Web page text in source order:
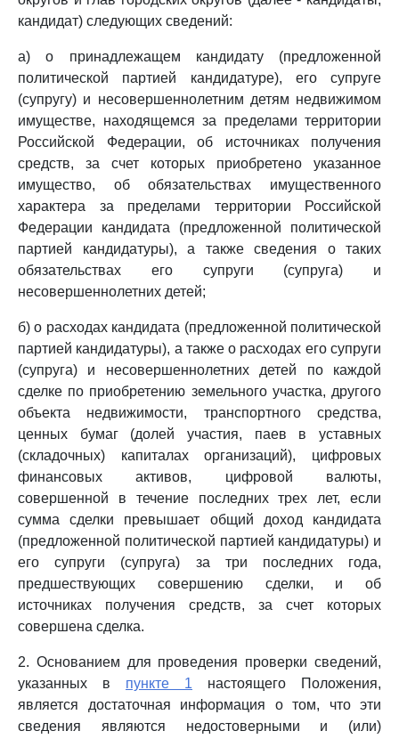
кандидат) следующих сведений:
а) о принадлежащем кандидату (предложенной
политической партией кандидатуре), его супруге
(супругу) и несовершеннолетним детям недвижимом
имуществе, находящемся за пределами территории
Российской Федерации, об источниках получения
средств, за счет которых приобретено указанное
имущество, об обязательствах имущественного
характера за пределами территории Российской
Федерации кандидата (предложенной политической
партией кандидатуры), а также сведения о таких
обязательствах его супруги (супруга) и
несовершеннолетних детей;
б) о расходах кандидата (предложенной политической
партией кандидатуры), а также о расходах его супруги
(супруга) и несовершеннолетних детей по каждой
сделке по приобретению земельного участка, другого
объекта недвижимости, транспортного средства,
ценных бумаг (долей участия, паев в уставных
(складочных) капиталах организаций), цифровых
финансовых активов, цифровой валюты,
совершенной в течение последних трех лет, если
сумма сделки превышает общий доход кандидата
(предложенной политической партией кандидатуры) и
его супруги (супруга) за три последних года,
предшествующих совершению сделки, и об
источниках получения средств, за счет которых
совершена сделка.
2. Основанием для проведения проверки сведений,
указанных в пункте 1 настоящего Положения,
является достаточная информация о том, что эти
сведения являются недостоверными и (или)